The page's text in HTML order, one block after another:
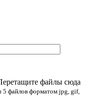
файлы сюда
5 файлов форматом jpg, gif,